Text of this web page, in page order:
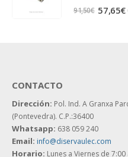
0 out of 5
91,50€ 57,65€
CONTACTO
Dirección: Pol. Ind. A Granxa
(Pontevedra). C.P.:36400
Whatsapp: 638 059 240
Email: info@diservaulec.com
Horario: Lunes a Viernes de